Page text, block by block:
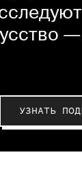
УЗНАТЬ